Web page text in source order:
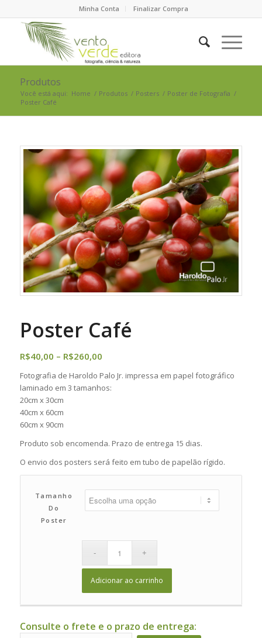
Minha Conta Finalizar Compra
Produtos
Você está aqui: Home / Produtos / Posters / Poster de Fotografia /
Poster Café
Poster Café
R$40,00 – R$260,00Faixa
de
preço:
Fotografia de Haroldo Palo Jr. impressa em papel fotográfico
laminado em 3 tamanhos:
20cm x 30cm
40cm x 60cm
60cm x 90cm
Produto sob encomenda. Prazo de entrega 15 dias.
O envio dos posters será feito em tubo de papelão rígido.
Tamanho
Do
Poster
Adicionar ao carrinho
Consulte o frete e o prazo de entrega: